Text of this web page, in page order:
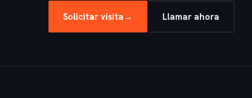
Solicitar visita → Llamar ahora